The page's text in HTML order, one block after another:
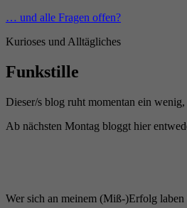
Zum
springen
… und alle Fragen offen?
Kurioses und Alltägliches
Funkstille
Dieser/s blog ruht momentan ein
Ab nächsten Montag bloggt hier
Wer sich an meinem (Miß-)Erfolg